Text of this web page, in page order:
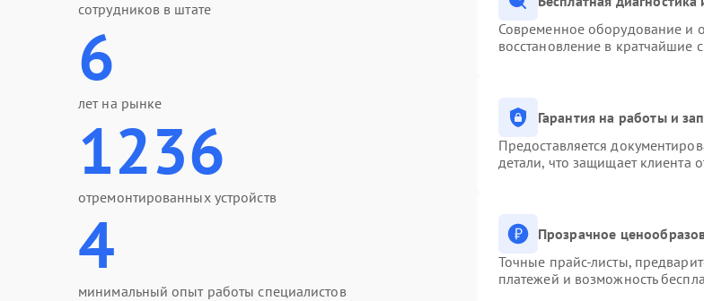
сотрудников в штате
6
лет на рынке
1236
отремонтированных устройств
4
минимальный опыт работы специалистов
Современное оборудование и
восстановление в кратчайшие
Гарантия на работы и
Предоставляется
детали, что защищает клиента
Прозрачное
Точные прайс-листы,
платежей и возможность